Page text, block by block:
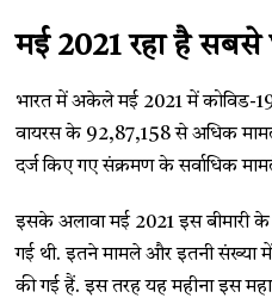
मई 2021 रहा है सबसे
भारत में अकेले मई 2021 में कोविड-19
वायरस के 92,87,158 से अधिक
दर्ज किए गए संक्रमण के सर्वाधिक
इसके अलावा मई 2021 इस बीमारी
गई थी. इतने मामले और इतनी संख्या में
की गई हैं. इस तरह यह महीना इस